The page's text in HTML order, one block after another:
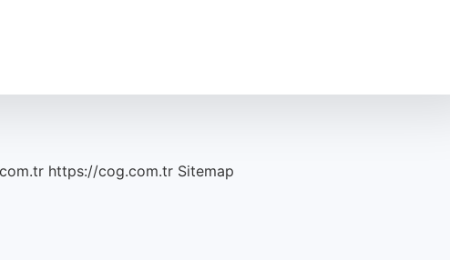
https://cog.com.tr Sitemap